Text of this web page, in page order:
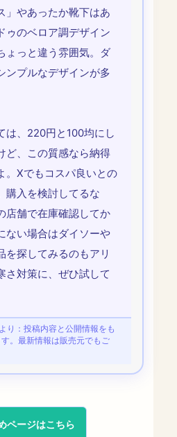
」やあったか靴下はあ
ゥのベロア調デザイン
ょっと違う雰囲気。ダ
ンプルなデザインが多
は、220円と100均にし
ど、この質感なら納得
。Xでもコスパ良いとの
購入を検討してるな
店舗で在庫確認してか
ない場合はダイソーや
を探してみるのもアリ
さ対策に、ぜひ試して
り：投稿内容と公開情報をも
。最新情報は販売元でもご
ページはこちら